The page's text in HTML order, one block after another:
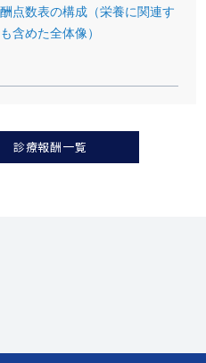
点数表の構成（栄養に関連す
含めた全体像）
診療報酬一覧
働